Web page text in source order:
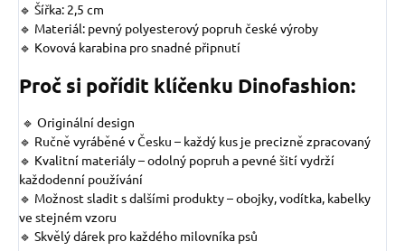
🔹 Šířka: 2,5 cm
🔹 Materiál: pevný polyesterový popruh české výroby
🔹 Kovová karabina pro snadné připnutí
Proč si pořídit klíčenku Dinofashion:
🔹 Originální design
🔹 Ručně vyráběné v Česku – každý kus je precizně zpracovaný
🔹 Kvalitní materiály – odolný popruh a pevné šití vydrží
každodenní používání
🔹 Možnost sladit s dalšími produkty – obojky, vodítka, kabelky
ve stejném vzoru
🔹 Skvělý dárek pro každého milovníka psů